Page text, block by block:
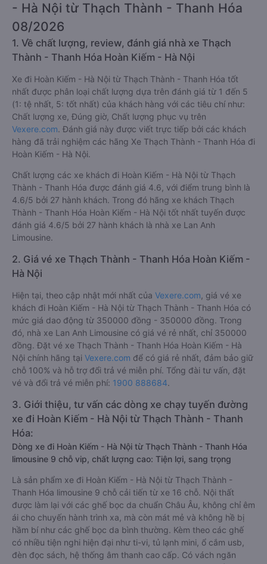
- Hà Nội từ Thạch Thành - Thanh Hóa
08/2026
1. Về chất lượng, review, đánh giá nhà xe Thạch
Thành - Thanh Hóa Hoàn Kiếm - Hà Nội
Xe đi Hoàn Kiếm - Hà Nội từ Thạch Thành - Thanh Hóa tốt
nhất được phân loại chất lượng dựa trên đánh giá từ 1 đến 5
(1: tệ nhất, 5: tốt nhất) của khách hàng với các tiêu chí như:
Chất lượng xe, Đúng giờ, Chất lượng phục vụ trên
Vexere.com. Đánh giá này được viết trực tiếp bởi các khách
hàng đã trải nghiệm các hãng Xe Thạch Thành - Thanh Hóa đi
Hoàn Kiếm - Hà Nội.
Chất lượng các xe khách đi Hoàn Kiếm - Hà Nội từ Thạch
Thành - Thanh Hóa được đánh giá 4.6, với điểm trung bình là
4.6/5 bởi 27 hành khách. Trong đó hãng xe khách Thạch
Thành - Thanh Hóa Hoàn Kiếm - Hà Nội tốt nhất tuyến được
đánh giá 4.6/5 bởi 27 hành khách là nhà xe Lan Anh
Limousine.
2. Giá vé xe Thạch Thành - Thanh Hóa Hoàn Kiếm -
Hà Nội
Hiện tại, theo cập nhật mới nhất của Vexere.com , giá vé xe
khách đi Hoàn Kiếm - Hà Nội từ Thạch Thành - Thanh Hóa có
mức giá dao động từ 350000 đồng - 350000 đồng. Trong
đó, nhà xe Lan Anh Limousine có giá vé rẻ nhất, chỉ 350000
đồng. Đặt vé xe Thạch Thành - Thanh Hóa Hoàn Kiếm - Hà
Nội chính hãng tại Vexere.com để có giá rẻ nhất, đảm bảo giữ
chỗ 100% và hỗ trợ đổi trả vé miễn phí. Tổng đài tư vấn, đặt
vé và đổi trả vé miễn phí: 1900 888684.
3. Giới thiệu, tư vấn các dòng xe chạy tuyến đường
xe đi Hoàn Kiếm - Hà Nội từ Thạch Thành - Thanh
Hóa:
Dòng xe đi Hoàn Kiếm - Hà Nội từ Thạch Thành - Thanh Hóa
limousine 9 chỗ vip, chất lượng cao: Tiện lợi, sang trọng
Là sản phẩm xe đi Hoàn Kiếm - Hà Nội từ Thạch Thành -
Thanh Hóa limousine 9 chỗ cải tiến từ xe 16 chỗ. Nội thất
được làm lại với các ghế bọc da chuẩn Châu Âu, không chỉ êm
ái cho chuyến hành trình xa, mà còn mát mẻ và không hề bị
hầm bí như các ghế bọc da bình thường. Kèm theo các ghế
có nhiều tiện nghi hiện đại như ti-vi, tủ lạnh mini, ổ cắm usb,
đèn đọc sách, hệ thống âm thanh cao cấp. Có vách ngăn